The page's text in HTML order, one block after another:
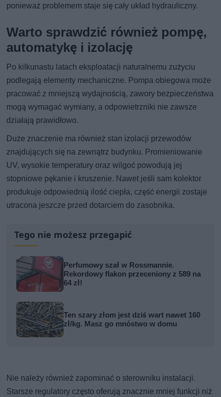
ponieważ problemem staje się cały układ hydrauliczny.
Warto sprawdzić również pompę,
automatykę i izolację
Po kilkunastu latach eksploatacji naturalnemu zużyciu
podlegają elementy mechaniczne. Pompa obiegowa może
pracować z mniejszą wydajnością, zawory bezpieczeństwa
mogą wymagać wymiany, a odpowietrzniki nie zawsze
działają prawidłowo.
Duże znaczenie ma również stan izolacji przewodów
znajdujących się na zewnątrz budynku. Promieniowanie
UV, wysokie temperatury oraz wilgoć powodują jej
stopniowe pękanie i kruszenie. Nawet jeśli sam kolektor
produkuje odpowiednią ilość ciepła, część energii zostaje
utracona jeszcze przed dotarciem do zasobnika.
Tego nie możesz przegapić
Perfumowy szał w Rossmannie.
Rekordowy flakon przeceniony z 589 na
64 zł!
Ten szary złom jest dziś wart nawet 160
zł/kg. Masz go mnóstwo w domu
Nie należy również zapominać o sterowniku instalacji.
Starsze regulatory często oferują znacznie mniej funkcji niż